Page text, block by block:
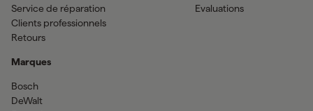
Service de réparation
Clients professionnels
Retours
Marques
Bosch
DeWalt
Evaluations